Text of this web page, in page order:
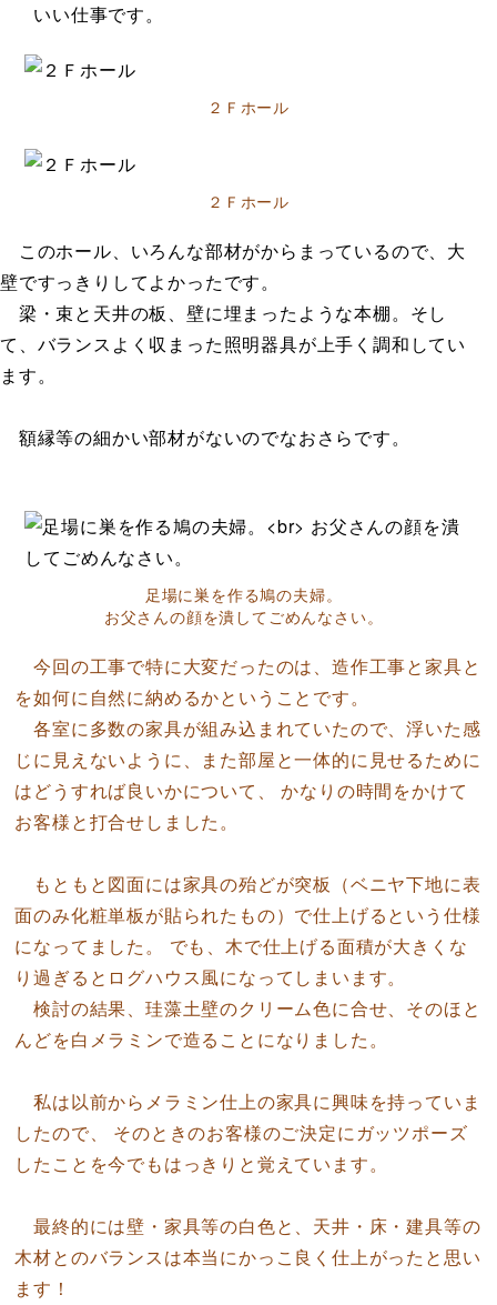
いい仕事です。
２Ｆホール
２Ｆホール
このホール、いろんな部材がからまっているので、大
壁ですっきりしてよかったです。
梁・束と天井の板、壁に埋まったような本棚。そし
て、バランスよく収まった照明器具が上手く調和してい
ます。
額縁等の細かい部材がないのでなおさらです。
足場に巣を作る鳩の夫婦。
お父さんの顔を潰してごめんなさい。
今回の工事で特に大変だったのは、造作工事と家具と
を如何に自然に納めるかということです。
各室に多数の家具が組み込まれていたので、浮いた感
じに見えないように、また部屋と一体的に見せるために
はどうすれば良いかについて、 かなりの時間をかけて
お客様と打合せしました。
もともと図面には家具の殆どが突板（ベニヤ下地に表
面のみ化粧単板が貼られたもの）で仕上げるという仕様
になってました。 でも、木で仕上げる面積が大きくな
り過ぎるとログハウス風になってしまいます。
検討の結果、珪藻土壁のクリーム色に合せ、そのほと
んどを白メラミンで造ることになりました。
私は以前からメラミン仕上の家具に興味を持っていま
したので、 そのときのお客様のご決定にガッツポーズ
したことを今でもはっきりと覚えています。
最終的には壁・家具等の白色と、天井・床・建具等の
木材とのバランスは本当にかっこ良く仕上がったと思い
ます！